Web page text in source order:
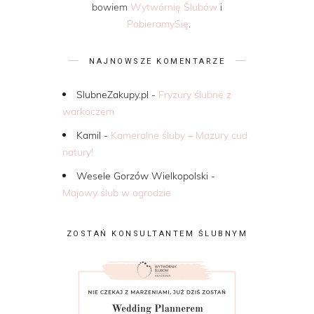
bowiem Wytwórnię Ślubów i
PobieramySię
NAJNOWSZE KOMENTARZE
SlubneZakupy.pl - Fryzury ślubne z
warkoczem
Kamil - Kameralne śluby – Mazury cud
natury!
Wesele Gorzów Wielkopolski -
Majowy ślub w ogrodzie
ZOSTAŃ KONSULTANTEM ŚLUBNYM